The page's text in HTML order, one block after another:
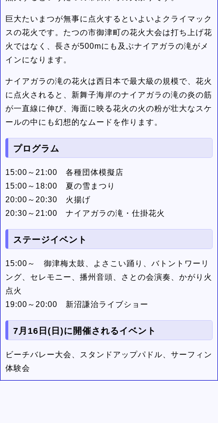
巨大たいまつが無事に点火するといよいよクライマック
スの花火です。たつの市御津町の花火大会は打ち上げ花
火ではなく、長さが500mにも及ぶナイアガラの滝がメ
インになります。
ナイアガラの滝の花火は西日本で最大級の規模で、花火
に点火されると、新舞子海岸のナイアガラの滝の炎の筋
が一直線に伸び、海面に映る花火の火の粉が壮大なスケ
ールの中にも幻想的なムードを作ります。
プログラム
15:00～21:00 各種団体模擬店
15:00～18:00 夏の雪まつり
20:00～20:30 火揚げ
20:30～21:00 ナイアガラの滝・仕掛花火
ステージイベント
15:00～ 御津梅太鼓、よさこい踊り、バトントワーリ
ング、セレモニー、播州音頭、さとの会演奏、かがり火
点火
19:00～20:00 新沼謙治ライブショー
7月16日(日)に開催されるイベント
ビーチバレー大会、スタンドアップパドル、サーフィン
体験会